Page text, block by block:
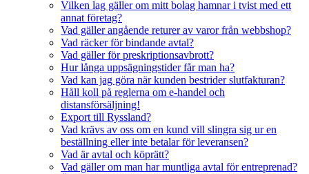
Vilken lag gäller om mitt bolag hamnar i tvist med ett
annat företag?
Vad gäller angående returer av varor från webbshop?
Vad räcker för bindande avtal?
Vad gäller för preskriptionsavbrott?
Hur långa uppsägningstider får man ha?
Vad kan jag göra när kunden bestrider slutfakturan?
Håll koll på reglerna om e-handel och
distansförsäljning!
Export till Ryssland?
Vad krävs av oss om en kund vill slingra sig ur en
beställning eller inte betalar för leveransen?
Vad är avtal och köprätt?
Vad gäller om man har muntliga avtal för entreprenad?